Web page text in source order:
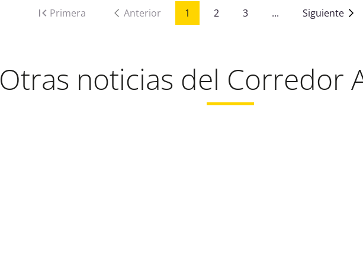
Primera Anterior 1 2 3 ... Siguiente
Otras noticias del Corredor